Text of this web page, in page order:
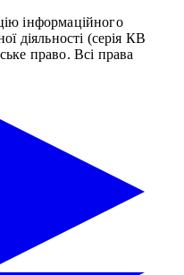
інформаційного
діяльності (серія КВ
право. Всі права